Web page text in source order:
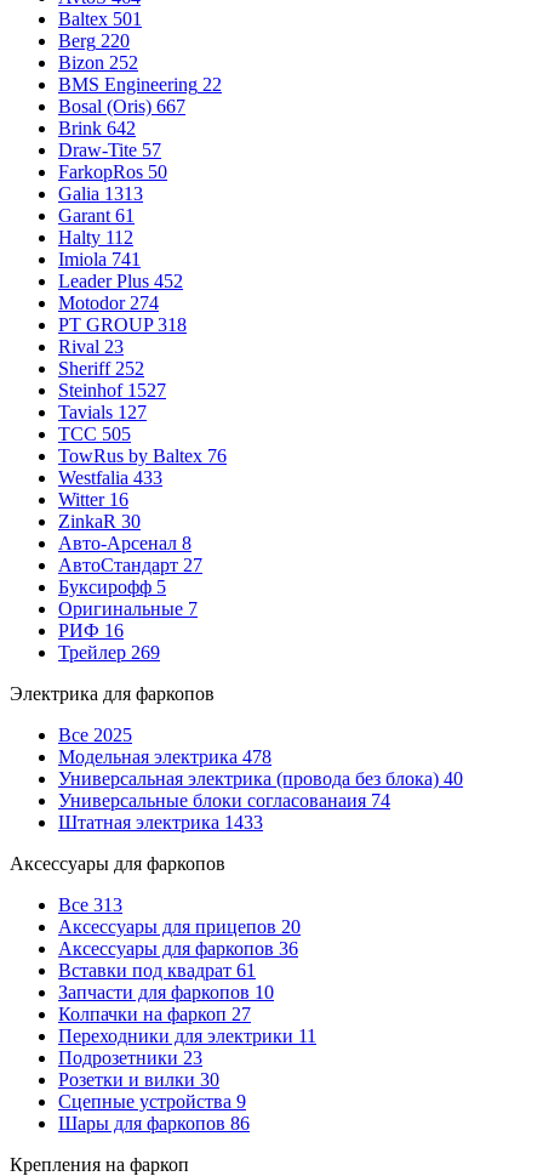
Baltex 501
Berg 220
Bizon 252
BMS Engineering 22
Bosal (Oris) 667
Brink 642
Draw-Tite 57
FarkopRos 50
Galia 1313
Garant 61
Halty 112
Imiola 741
Leader Plus 452
Motodor 274
PT GROUP 318
Rival 23
Sheriff 252
Steinhof 1527
Tavials 127
TCC 505
TowRus by Baltex 76
Westfalia 433
Witter 16
ZinkaR 30
Авто-Арсенал 8
АвтоСтандарт 27
Буксирофф 5
Оригинальные 7
РИФ 16
Трейлер 269
Электрика для фаркопов
Все 2025
Модельная электрика 478
Универсальная электрика (провода без блока) 40
Универсальные блоки согласованаия 74
Штатная электрика 1433
Аксессуары для фаркопов
Все 313
Аксессуары для прицепов 20
Аксессуары для фаркопов 36
Вставки под квадрат 61
Запчасти для фаркопов 10
Колпачки на фаркоп 27
Переходники для электрики 11
Подрозетники 23
Розетки и вилки 30
Сцепные устройства 9
Шары для фаркопов 86
Крепления на фаркоп